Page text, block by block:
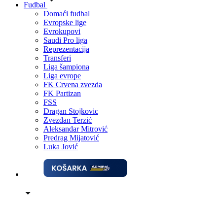
Fudbal
Domaći fudbal
Evropske lige
Evrokupovi
Saudi Pro liga
Reprezentacija
Transferi
Liga šampiona
Liga evrope
FK Crvena zvezda
FK Partizan
FSS
Dragan Stojkovic
Zvezdan Terzić
Aleksandar Mitrović
Predrag Mijatović
Luka Jović